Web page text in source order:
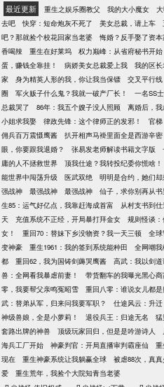
最近更新 重生之娱乐圈教父 我的大小魔女
去吧
快穿：短命炮灰不死了 美女总裁，请上车
吧？那就捡个校花回家当老婆
悔婚？反手娶了资本
香喝辣
重生在好莱坞 权力巅峰：从省府秘书开始
蛋，赚钱全靠挂！
病娇美女总裁爱上我 我的区
家
身为精英人形的我，你让我当保镖 交叉平行线
圈
军火贩子什么鬼？我就一破产厂长！ 一名SS
总裁哭了
86年：我五个嫂子没人照顾 离婚后，我
小姐求我娶
律政先锋：这个律师正的发邪！ 官
佣兵百万震慑鹰酱
扒开相声马褂里面全是西游辛密
眼，你要跟我退婚？
张易发老师解读书籍文字版
庸的人不拯救世界
顶我仕途？我转投纪委你慌啥！
能世界中闯荡升级
医武双绝 明明是合约，她们
强战神
最强战神 最强战神 仙子，求你别再从
生85：运气好亿点，我靠赶海成首富
从村支书到
天
充值系统不正经，开局暴打拜金女 规则怪谈
女！
重回70：替妹下乡没物资？我一天三顿 全球
变神豪
重生1961：我的签到系统能种田 全网嘲
都
重回62，我为国铸剑薅哭鹰酱 高武：我以剑道
兽：全网看我暴虐前妻！
带货翻车的我曝光黑心
零，我要帮父亲鸣冤昭雪
重回八零：谁说女儿都是
武：替弟从军，归来问我要军职？
仕途风云：升迁
神级兽娘，全是小萝莉！
退役兵王：归途无名
套路出牌的神兽
顶级玩家回归，但是是吟游诗人
海兵工厂开始
神豪判官：开局直播审判霸座仙
现在
重生神豪系统让我躺赢全球 被虐88次，真
爱
重生荒年，我捡个大院知青当老婆